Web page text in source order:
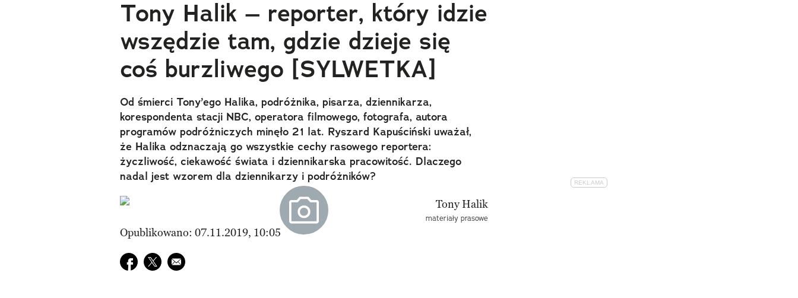
Tony Halik – reporter, który idzie
wszędzie tam, gdzie dzieje się
coś burzliwego [SYLWETKA]
Od śmierci Tony’ego Halika, podróżnika, pisarza, dziennikarza,
korespondenta stacji NBC, operatora filmowego, fotografa, autora
programów podróżniczych minęło 21 lat. Ryszard Kapuściński uważał,
że Halika odznaczają go wszystkie cechy rasowego reportera:
życzliwość, ciekawość świata i dziennikarska pracowitość. Dlaczego
nadal jest wzorem dla dziennikarzy i podróżników?
materiały prasowe
Opublikowano: 07.11.2019, 10:05
Udostępnij na facebook
Udostępnij na twitter
E-mail do przyjaciela